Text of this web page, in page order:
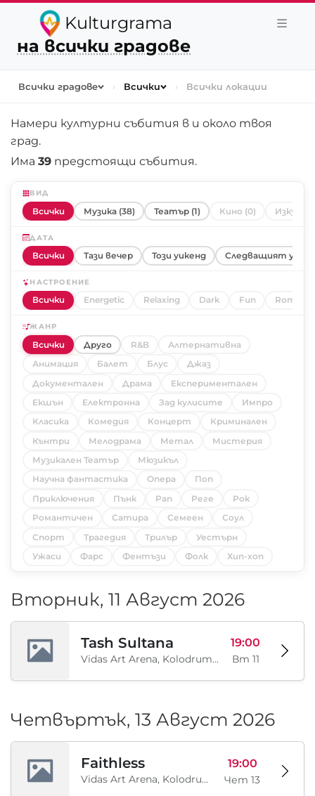
Kulturgrama
на всички градове
Всички градове › Всички › Всички локации
Намери културни събития в и около твоя
град.
Има 39 предстоящи събития.
ВИД
Всички Музика (38) Театър (1) Кино (0)
ДАТА
Всички Тази вечер Този уикенд Следващият
НАСТРОЕНИЕ
Всички Energetic Relaxing Dark Fun
ЖАНР
Всички Друго R&B
Алтернативна
Анимация
Балет Блус
Джаз
Документален
Драма
Експериментален
Екшън
Електронна Зад кулисите
Импро
Класика
Комедия Концерт
Криминален
Кънтри
Мелодрама Метал
Мистерия
Музикален Театър
Мюзикъл
Научна фантастика
Опера
Поп
Приключения
Пънк Рап Реге
Рок
Романтичен
Сатира Семеен
Соул
Спорт
Трагедия Трилър
Уестърн
Ужаси
Фарс Фентъзи Фолк Хип-хоп
Вторник, 11 Август 2026
Tash Sultana
Vidas Art Arena, Kolodrum, Borisova gradina, София, BG
19:00
Вт 11
Четвъртък, 13 Август 2026
Faithless
Vidas Art Arena, Kolodrum, Borisova gradina, София, BG
19:00
Чет 13